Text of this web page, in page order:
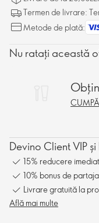
Termen de livrare:
Metode de plată:
Nu ratați această
Devino Client VIP
15% reducere
10% bonus de
Livrare gratuită la
Află mai multe